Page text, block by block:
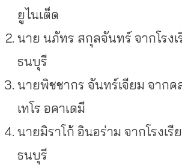
ยูไนเต็ด
นาย นภัทร สกุลจันทร์ จากโรง
ธนบุรี
นายพิชชากร จันทร์เจียม จากค
เทโร อคาเดมี
นายมิราโก้ อินอร่าม จากโรงเ
ธนบุรี